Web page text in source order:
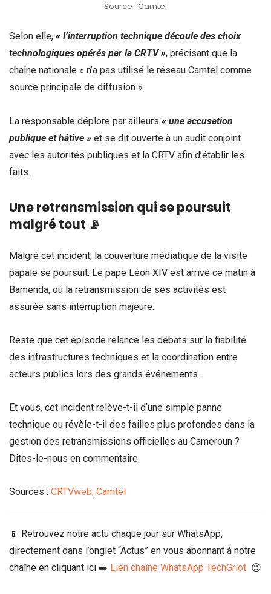
Source : Camtel
Selon elle, « l’interruption technique découle des choix
technologiques opérés par la CRTV », précisant que la
chaîne nationale « n’a pas utilisé le réseau Camtel comme
source principale de diffusion ».
La responsable déplore par ailleurs « une accusation
publique et hâtive » et se dit ouverte à un audit conjoint
avec les autorités publiques et la CRTV afin d’établir les
faits.
Une retransmission qui se poursuit
malgré tout 📡
Malgré cet incident, la couverture médiatique de la visite
papale se poursuit. Le pape Léon XIV est arrivé ce matin à
Bamenda, où la retransmission de ses activités est
assurée sans interruption majeure.
Reste que cet épisode relance les débats sur la fiabilité
des infrastructures techniques et la coordination entre
acteurs publics lors des grands événements.
Et vous, cet incident relève-t-il d’une simple panne
technique ou révèle-t-il des failles plus profondes dans la
gestion des retransmissions officielles au Cameroun ?
Dites-le-nous en commentaire.
Sources : CRTVweb, Camtel
📱 Retrouvez notre actu chaque jour sur WhatsApp,
directement dans l’onglet “Actus” en vous abonnant à notre
chaîne en cliquant ici ➡️ Lien chaîne WhatsApp TechGriot 😉